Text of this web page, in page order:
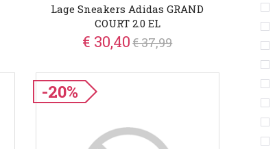
Lage Sneakers Adidas GRAND
COURT 2.0 EL
€ 30,40€ 37,99
-20%